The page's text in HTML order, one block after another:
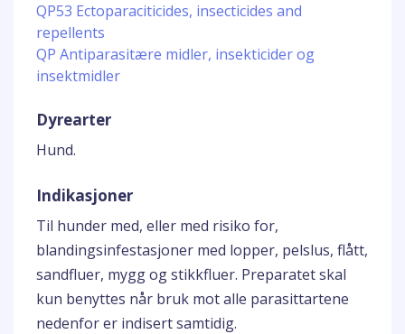
QP53 Ectoparaciticides, insecticides and
repellents
QP Antiparasitære midler, insekticider og
insektmidler
Dyrearter
Hund.
Indikasjoner
Til hunder med, eller med risiko for,
blandingsinfestasjoner med lopper, pelslus, flått,
sandfluer, mygg og stikkfluer. Preparatet skal
kun benyttes når bruk mot alle parasittartene
nedenfor er indisert samtidig.